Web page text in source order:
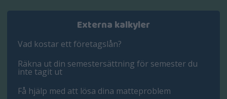
Externa kalkyler
Vad kostar ett företagslån?
Räkna ut din semestersättning för semester du
inte tagit ut
Få hjälp med att lösa dina matteproblem